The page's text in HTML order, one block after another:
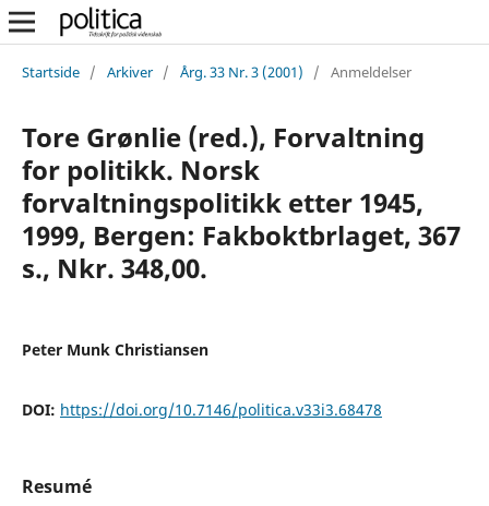
Startside / Arkiver / Årg. 33 Nr. 3 (2001) / Anmeldelser
Tore Grønlie (red.), Forvaltning
for politikk. Norsk
forvaltningspolitikk etter 1945,
1999, Bergen: Fakboktbrlaget, 367
s., Nkr. 348,00.
Peter Munk Christiansen
DOI: https://doi.org/10.7146/politica.v33i3.68478
Resumé